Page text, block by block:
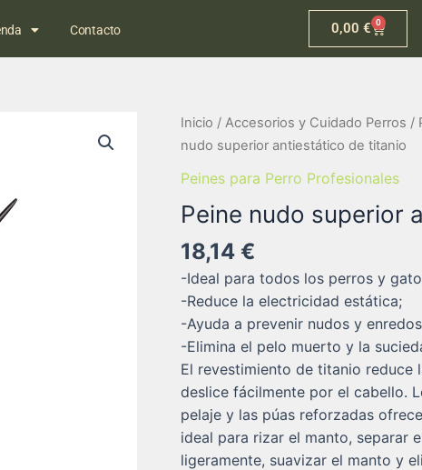
Contacto 0,00€ 0
Inicio / Accesorios y Cuidado Perros /
nudo superior antiestático de titanio
Peines para Perro Profesionales
Peine nudo superior
18,14 €
-Ideal para todos los perros y
-Reduce la electricidad estática;
-Ayuda a prevenir nudos y
-Elimina el pelo muerto y la
El revestimiento de titanio reduce
deslice fácilmente por el cabello.
pelaje y las púas reforzadas
ideal para rizar el manto, separar
ligeramente, suavizar el manto y